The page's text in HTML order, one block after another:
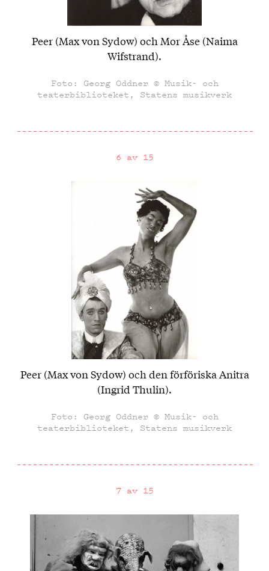
Peer (Max von Sydow) och Mor Åse (Naima
Wifstrand).
Foto: Georg Oddner © Musik- och
teaterbiblioteket, Statens musikverk
6 av 15
Peer (Max von Sydow) och den förföriska Anitra
(Ingrid Thulin).
Foto: Georg Oddner © Musik- och
teaterbiblioteket, Statens musikverk
7 av 15